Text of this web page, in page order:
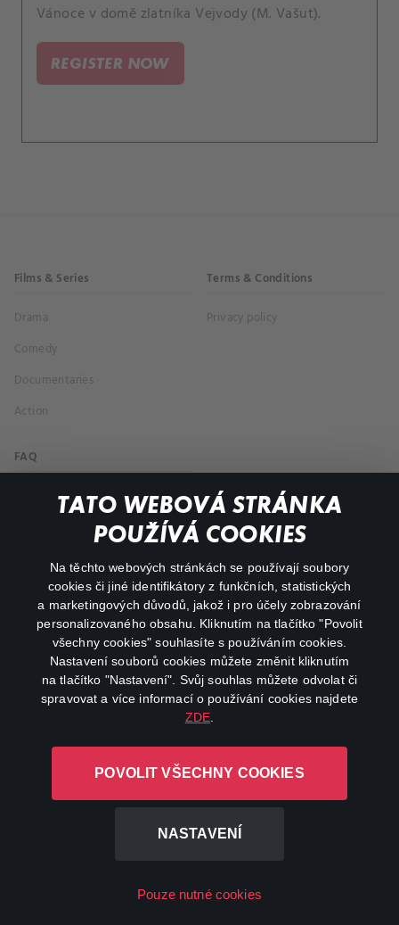
TATO WEBOVÁ STRÁNKA
POUŽÍVÁ COOKIES
Na těchto webových stránkách se používají soubory
cookies či jiné identifikátory z funkčních, statistických
a marketingových důvodů, jakož i pro účely zobrazování
personalizovaného obsahu. Kliknutím na tlačítko "Povolit
všechny cookies" souhlasíte s používáním cookies.
Nastavení souborů cookies můžete změnit kliknutím
na tlačítko "Nastavení". Svůj souhlas můžete odvolat či
spravovat a více informací o používání cookies najdete
ZDE
POVOLIT VŠECHNY COOKIES
NASTAVENÍ
Pouze nutné cookies
Vánoce v domě zlatníka Vejvody (M. Vašut).
REGISTER NOW
Films & Series
Drama
Comedy
Documentaries
Action
Terms & Conditions
Privacy policy
FAQ
My profile
facebookinstagram
youtube
L-1246 Luxembourg R.C.S.